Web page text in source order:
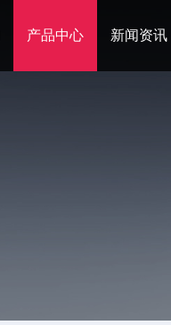
产品中心 新闻资讯